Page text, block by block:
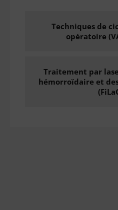
Techniques de
opératoire
Traitement par
hémorroïdaire et